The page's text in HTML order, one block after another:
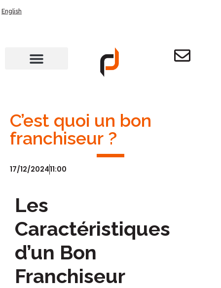
English
C’est quoi un bon
franchiseur ?
17/12/202411:00
Les
Caractéristiques
d’un Bon
Franchiseur